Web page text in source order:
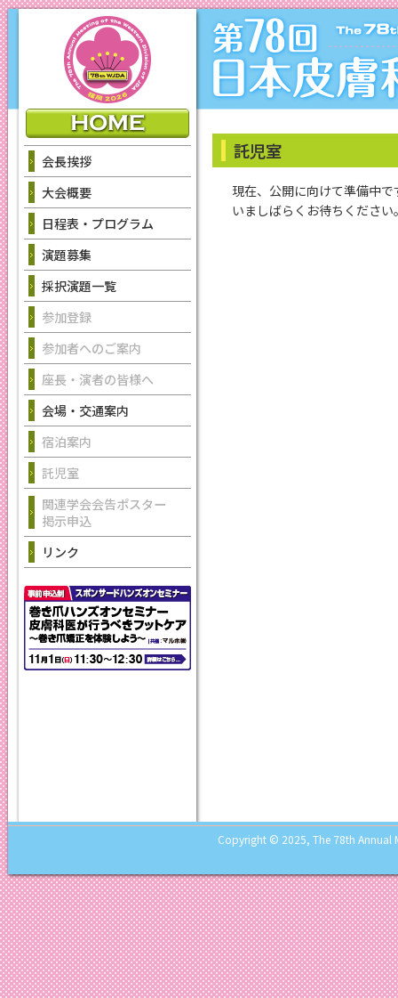
託児室
現在、公開に向けて準備中で
いましばらくお待ちください
会長挨拶
大会概要
日程表・プログラム
演題募集
採択演題一覧
参加登録
参加者へのご案内
座長・演者の皆様へ
会場・交通案内
宿泊案内
託児室
関連学会会告ポスター
掲示申込
リンク
Copyright © 2025, The 78th Annual